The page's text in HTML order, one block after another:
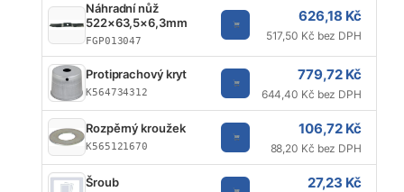
Náhradní nůž
522×63,5×6,3mm
FGP013047
626,18 Kč
517,50 Kč bez DPH
Protiprachový kryt
K564734312
779,72 Kč
644,40 Kč bez DPH
Rozpěrný kroužek
K565121670
106,72 Kč
88,20 Kč bez DPH
Šroub 27,23 Kč